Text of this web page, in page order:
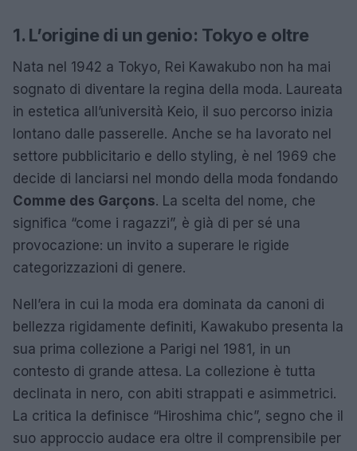
1. L’origine di un genio: Tokyo e oltre
Nata nel 1942 a Tokyo, Rei Kawakubo non ha mai
sognato di diventare la regina della moda. Laureata
in estetica all’università Keio, il suo percorso inizia
lontano dalle passerelle. Anche se ha lavorato nel
settore pubblicitario e dello styling, è nel 1969 che
decide di lanciarsi nel mondo della moda fondando
Comme des Garçons. La scelta del nome, che
significa “come i ragazzi”, è già di per sé una
provocazione: un invito a superare le rigide
categorizzazioni di genere.
Nell’era in cui la moda era dominata da canoni di
bellezza rigidamente definiti, Kawakubo presenta la
sua prima collezione a Parigi nel 1981, in un
contesto di grande attesa. La collezione è tutta
declinata in nero, con abiti strappati e asimmetrici.
La critica la definisce “Hiroshima chic”, segno che il
suo approccio audace era oltre il comprensibile per